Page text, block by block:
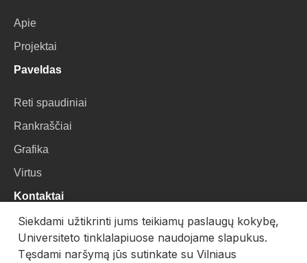
Apie
Projektai
Paveldas
Reti spaudiniai
Rankraščiai
Grafika
Virtus
Kontaktai
VU Biblioteka
Universiteto g. 3, LT-01122, Vilnius
Siekdami užtikrinti jums teikiamų paslaugų kokybę,
Universiteto tinklalapiuose naudojame slapukus.
Tęsdami naršymą jūs sutinkate su Vilniaus